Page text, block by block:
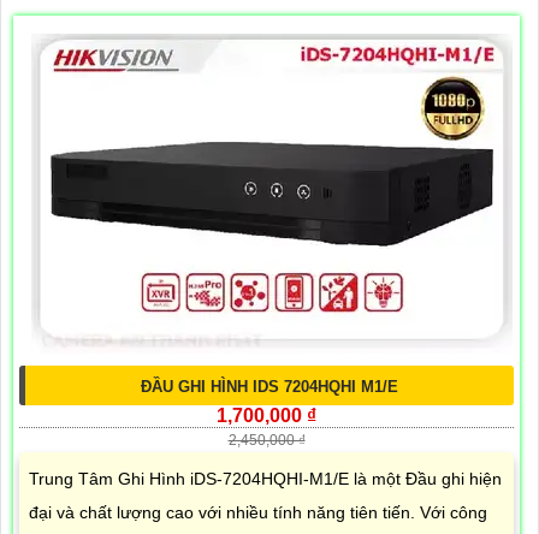
ĐẦU GHI HÌNH IDS 7204HQHI M1/E
1,700,000 ₫
2,450,000 ₫
Trung Tâm Ghi Hình iDS-7204HQHI-M1/E là một Đầu ghi hiện
đại và chất lượng cao với nhiều tính năng tiên tiến. Với công